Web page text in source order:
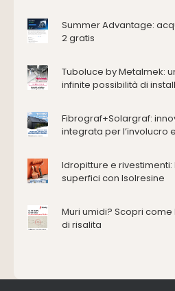
Antincendio e sicurezza
Attrezzature manuali
Cappe d'aspirazione
Consolidamento
Deumidificazione
Energie rinnovabili
Ferramenta e fissaggi
Impianti idrici e
Impianti termici e
Materiali da costruzione
Summer Advantage:
2 gratis
Tuboluce by Metalmek:
infinite possibilità di
Fibrograf+Solargraf:
integrata per l’involucro
Idropitture e
superfici con Isolresine
Muri umidi? Scopri come
di risalita